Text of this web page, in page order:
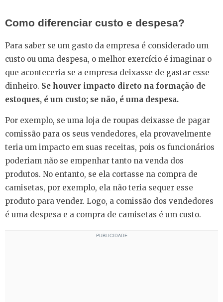
Como diferenciar custo e despesa?
Para saber se um gasto da empresa é considerado um
custo ou uma despesa, o melhor exercício é imaginar o
que aconteceria se a empresa deixasse de gastar esse
dinheiro. Se houver impacto direto na formação de
estoques, é um custo; se não, é uma despesa.
Por exemplo, se uma loja de roupas deixasse de pagar
comissão para os seus vendedores, ela provavelmente
teria um impacto em suas receitas, pois os funcionários
poderiam não se empenhar tanto na venda dos
produtos. No entanto, se ela cortasse na compra de
camisetas, por exemplo, ela não teria sequer esse
produto para vender. Logo, a comissão dos vendedores
é uma despesa e a compra de camisetas é um custo.